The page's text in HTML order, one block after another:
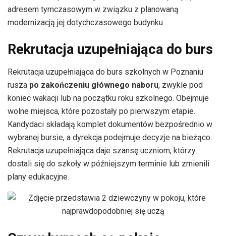
adresem tymczasowym w związku z planowaną
modernizacją jej dotychczasowego budynku.
Rekrutacja uzupełniająca do burs
Rekrutacja uzupełniająca do burs szkolnych w Poznaniu
rusza po zakończeniu głównego naboru, zwykle pod
koniec wakacji lub na początku roku szkolnego. Obejmuje
wolne miejsca, które pozostały po pierwszym etapie.
Kandydaci składają komplet dokumentów bezpośrednio w
wybranej bursie, a dyrekcja podejmuje decyzje na bieżąco.
Rekrutacja uzupełniająca daje szansę uczniom, którzy
dostali się do szkoły w późniejszym terminie lub zmienili
plany edukacyjne.